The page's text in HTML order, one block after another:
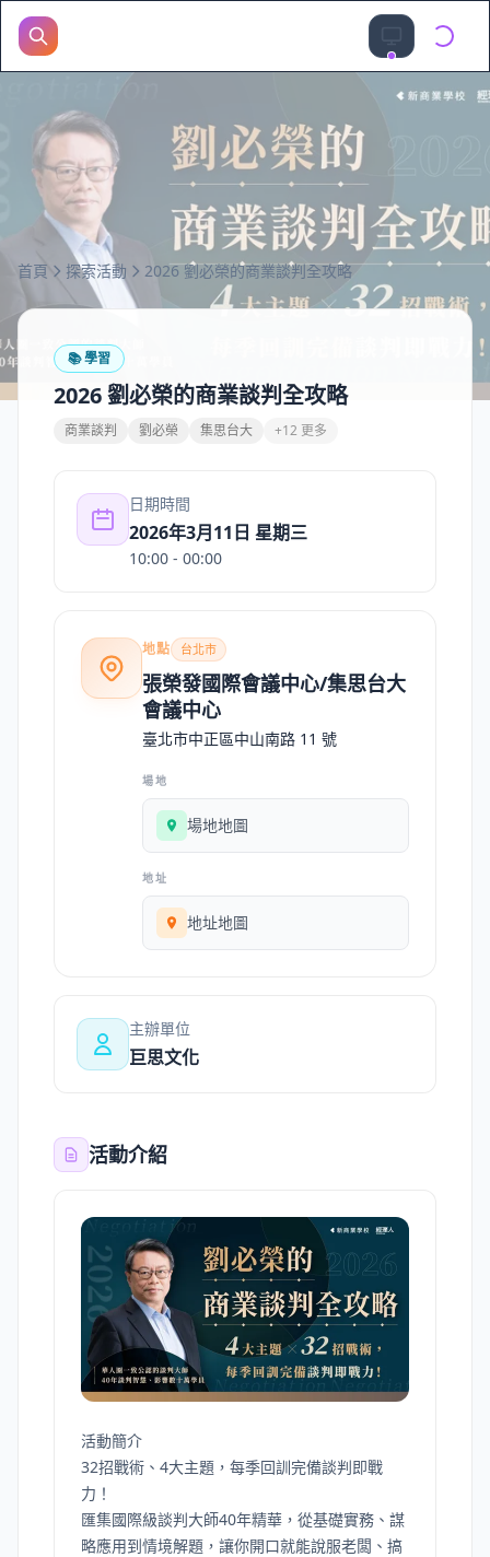
首頁 探索活動 2026 劉必榮的商業談判全攻略
📚學習
2026 劉必榮的商業談判全攻略
商業談判 劉必榮 集思台大 +12 更多
日期時間
2026年3月11日 星期三
10:00 - 00:00
地點 台北市
張榮發國際會議中心/集思台大
會議中心
臺北市中正區中山南路 11 號
場地
場地地圖
地址
地址地圖
主辦單位
巨思文化
活動介紹
活動簡介
32招戰術、4大主題，每季回訓完備談判即戰
力！
匯集國際級談判大師40年精華，從基礎實務、謀
略應用到情境解題，讓你開口就能說服老闆、搞